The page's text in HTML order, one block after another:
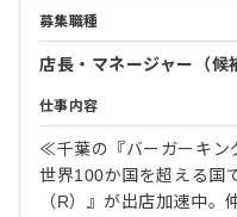
募集職種
店長・マネージャー（候
仕事内容
≪千葉の『バーガーキン
世界100か国を超える国
（R）』が出店加速中。